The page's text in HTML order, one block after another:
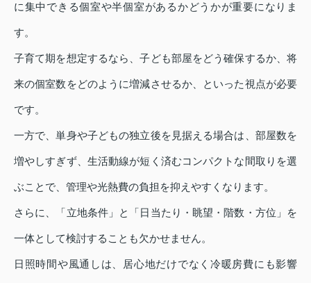
に集中できる個室や半個室があるかどうかが重要になりま
す。
子育て期を想定するなら、子ども部屋をどう確保するか、将
来の個室数をどのように増減させるか、といった視点が必要
です。
一方で、単身や子どもの独立後を見据える場合は、部屋数を
増やしすぎず、生活動線が短く済むコンパクトな間取りを選
ぶことで、管理や光熱費の負担を抑えやすくなります。
さらに、「立地条件」と「日当たり・眺望・階数・方位」を
一体として検討することも欠かせません。
日照時間や風通しは、居心地だけでなく冷暖房費にも影響